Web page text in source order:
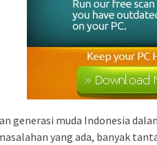
generasi muda Indonesia
yang ada, banyak